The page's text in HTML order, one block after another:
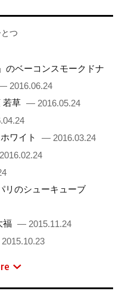
つ
のベーコンスモークドナ
2016.06.24
若草 — 2016.05.24
ワイト
— 2016.03.24
リのシューキューブ
福 — 2015.11.24